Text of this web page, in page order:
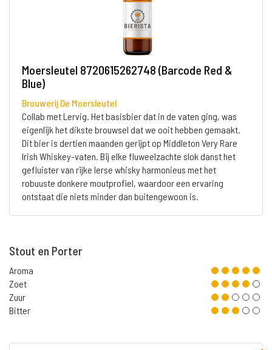
Moersleutel 8720615262748 (Barcode Red &
Blue)
Brouwerij De Moersleutel
Collab met Lervig. Het basisbier dat in de vaten ging, was
eigenlijk het dikste brouwsel dat we ooit hebben gemaakt.
Dit bier is dertien maanden gerijpt op Middleton Very Rare
Irish Whiskey-vaten. Bij elke fluweelzachte slok danst het
gefluister van rijke Ierse whisky harmonieus met het
robuuste donkere moutprofiel, waardoor een ervaring
ontstaat die niets minder dan buitengewoon is.
Stout en Porter
Aroma
Zoet
Zuur
Bitter